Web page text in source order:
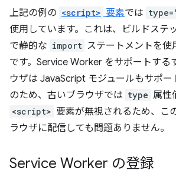
上記の例の <script> 要素では
使用しています。これは、ビルドステ
で静的な import ステートメントを使
です。Service Worker をサポートする
ウザは JavaScript モジュールもサポー
のため、古いブラウザでは type 属性
<script> 要素が無視されるため、こ
ラウザに配信しても問題ありません。
Service Worker の登録